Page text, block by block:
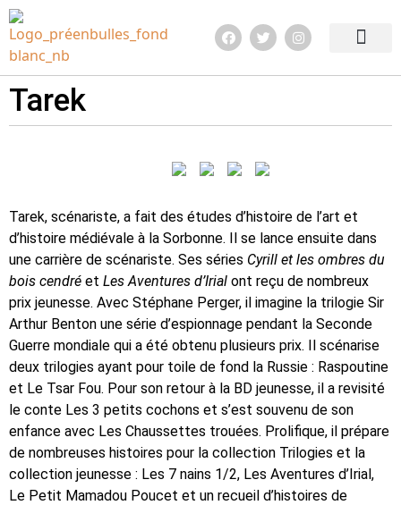
Tarek
Tarek, scénariste, a fait des études d’histoire de l’art et
d’histoire médiévale à la Sorbonne. Il se lance ensuite dans
une carrière de scénariste. Ses séries Cyrill et les ombres du
bois cendré et Les Aventures d’Irial ont reçu de nombreux
prix jeunesse. Avec Stéphane Perger, il imagine la trilogie Sir
Arthur Benton une série d’espionnage pendant la Seconde
Guerre mondiale qui a été obtenu plusieurs prix. Il scénarise
deux trilogies ayant pour toile de fond la Russie : Raspoutine
et Le Tsar Fou. Pour son retour à la BD jeunesse, il a revisité
le conte Les 3 petits cochons et s’est souvenu de son
enfance avec Les Chaussettes trouées. Prolifique, il prépare
de nombreuses histoires pour la collection Trilogies et la
collection jeunesse : Les 7 nains 1/2, Les Aventures d’Irial,
Le Petit Mamadou Poucet et un recueil d’histoires de